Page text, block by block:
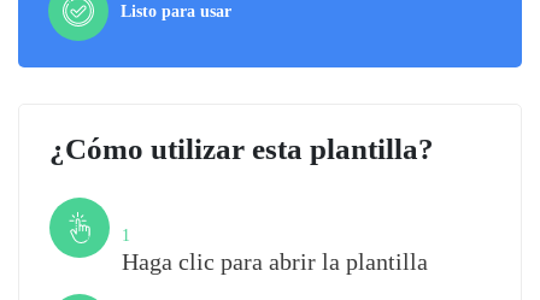
Listo para usar
¿Cómo utilizar esta plantilla?
1
Haga clic para abrir la plantilla